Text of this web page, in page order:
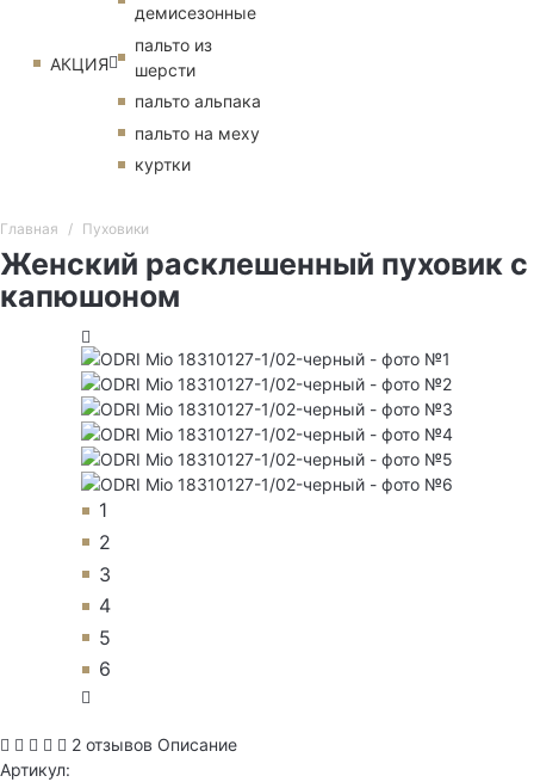
АКЦИЯ
демисезонные
пальто из
шерсти
пальто альпака
пальто на меху
куртки
Главная Пуховики
Женский расклешенный пуховик с
капюшоном
1
2
3
4
5
6
2 отзывов Описание
Артикул: